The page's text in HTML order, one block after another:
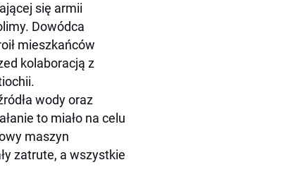
się armii
Dowódca
mieszkańców
kolaboracją z
wody oraz
to miało na celu
maszyn
zatrute, a wszystkie